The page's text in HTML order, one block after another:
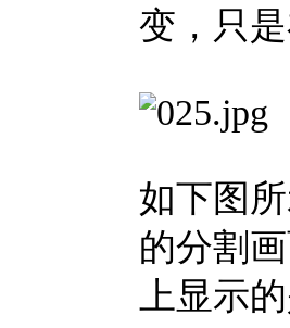
变，只
如下图
的分割
上显示